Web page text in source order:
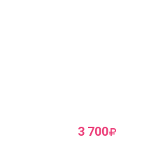
3 700